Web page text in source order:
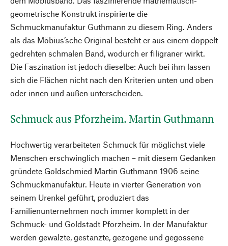
geometrische Konstrukt inspirierte die
Schmuckmanufaktur Guthmann zu diesem Ring. Anders
als das Möbius’sche Original besteht er aus einem doppelt
gedrehten schmalen Band, wodurch er filigraner wirkt.
Die Faszination ist jedoch dieselbe: Auch bei ihm lassen
sich die Flächen nicht nach den Kriterien unten und oben
oder innen und außen unterscheiden.
Schmuck aus Pforzheim. Martin Guthmann
Hochwertig verarbeiteten Schmuck für möglichst viele
Menschen erschwinglich machen – mit diesem Gedanken
gründete Goldschmied Martin Guthmann 1906 seine
Schmuckmanufaktur. Heute in vierter Generation von
seinem Urenkel geführt, produziert das
Familienunternehmen noch immer komplett in der
Schmuck- und Goldstadt Pforzheim. In der Manufaktur
werden gewalzte, gestanzte, gezogene und gegossene